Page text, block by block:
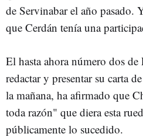
de Servinabar el año pasado.
que Cerdán tenía una
El hasta ahora número dos
redactar y presentar su carta de
la mañana, ha afirmado que
toda razón" que diera esta
públicamente lo sucedido.